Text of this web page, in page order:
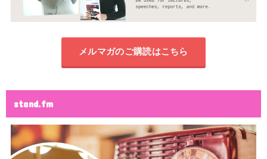
メルマガのご購読はこちら
stand.fm